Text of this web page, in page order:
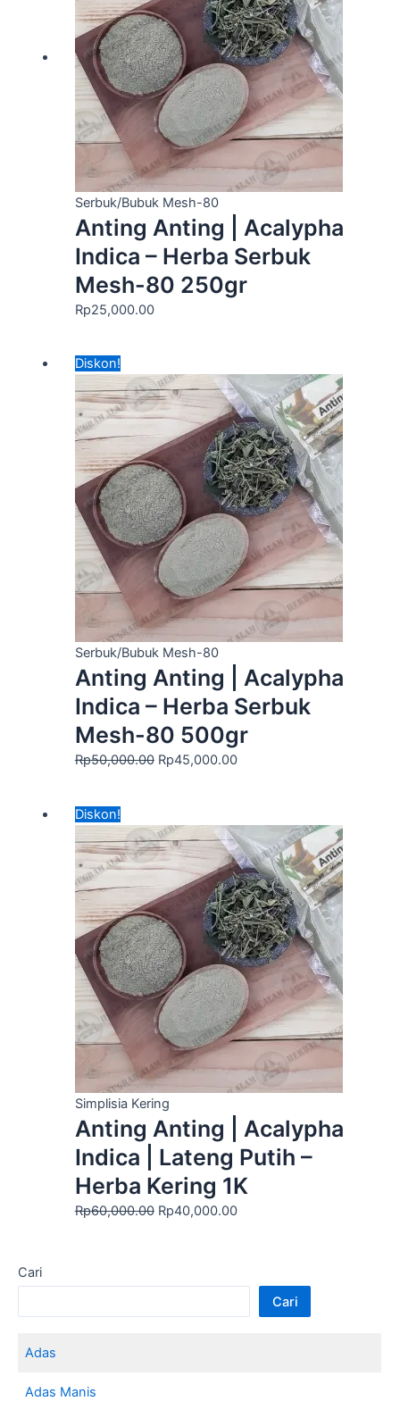
Cari
Cari
Adas
Adas Manis
Serbuk/Bubuk Mesh-80
Anting Anting | Acalypha
Indica – Herba Serbuk
Mesh-80 250gr
Rp25,000.00
Diskon!
Serbuk/Bubuk Mesh-80
Anting Anting | Acalypha
Indica – Herba Serbuk
Mesh-80 500gr
Rp50,000.00
aslinya
adalah:
Rp50,000.00.
Rp45,000.00
saat
ini
adalah:
Rp45,000.00.
Diskon!
Simplisia Kering
Anting Anting | Acalypha
Indica | Lateng Putih –
Herba Kering 1K
Rp60,000.00
aslinya
adalah:
Rp60,000.00.
Rp40,000.00
saat
ini
adalah:
Rp40,000.00.